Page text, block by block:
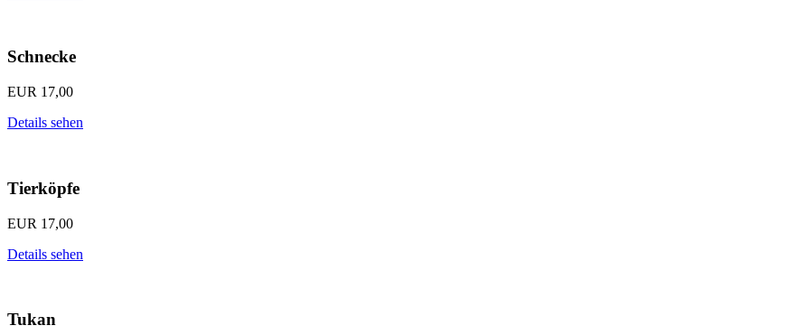
Schnecke
EUR 17,00
Details sehen
Tierköpfe
EUR 17,00
Details sehen
Tukan